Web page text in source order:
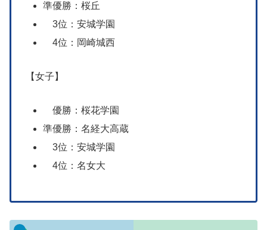
準優勝：桜丘
3位：安城学園
4位：岡崎城西
【女子】
優勝：桜花学園
準優勝：名経大高蔵
3位：安城学園
4位：名女大